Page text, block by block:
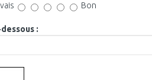
Bon
: